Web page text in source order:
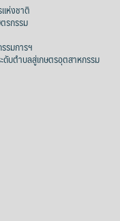
ห่งชาติ
รกรรม
รมการฯ
บตำบลสู่เกษตรอุตสาหกรรม